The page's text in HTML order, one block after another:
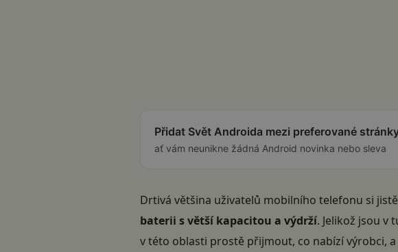
Přidat Svět Androida mezi preferované
ať vám neunikne žádná Android novinka nebo sleva
Drtivá většina uživatelů mobilního telefonu si
baterii s větší kapacitou a výdrží. Jelikož jsou v
v této oblasti prostě přijmout, co nabízí výrobci,